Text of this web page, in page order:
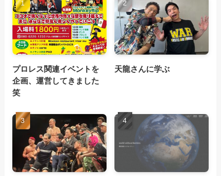
プロレス関連イベントを
企画、運営してきました
笑
天龍さんに学ぶ